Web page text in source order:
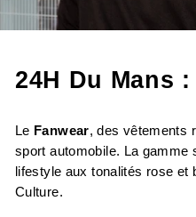
24H Du Mans
Le Fanwear, des vêtements
sport automobile. La gamme
lifestyle aux tonalités rose et
Culture.